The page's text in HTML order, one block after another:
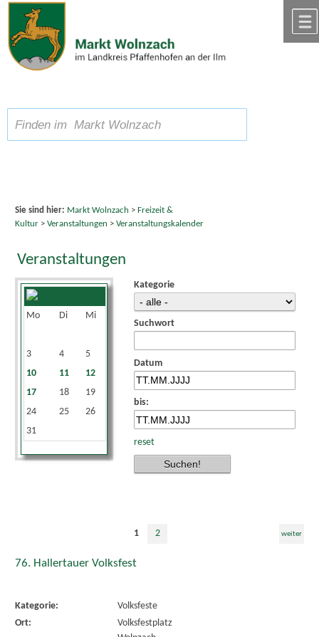
Zum Inhalt,zur Navigation
Schriftgröße A A A
Sie sind hier: Markt Wolnzach > Freizeit &
Kultur> Veranstaltungen > Veranstaltungskalender
Veranstaltungen
August 2026
Mo
Di Mi
1
2
3
4 5
10
11 12 14 15
16
17
18 19 21 22
23
24
25 26 28 29
30
31
Kategorie
Suchwort
Datum
bis:
reset
1 2 weiter
76. Hallertauer Volksfest
Kategorie:
Volksfeste
Ort:
Volksfestplatz